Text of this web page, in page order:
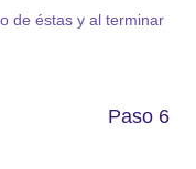
Paso 6